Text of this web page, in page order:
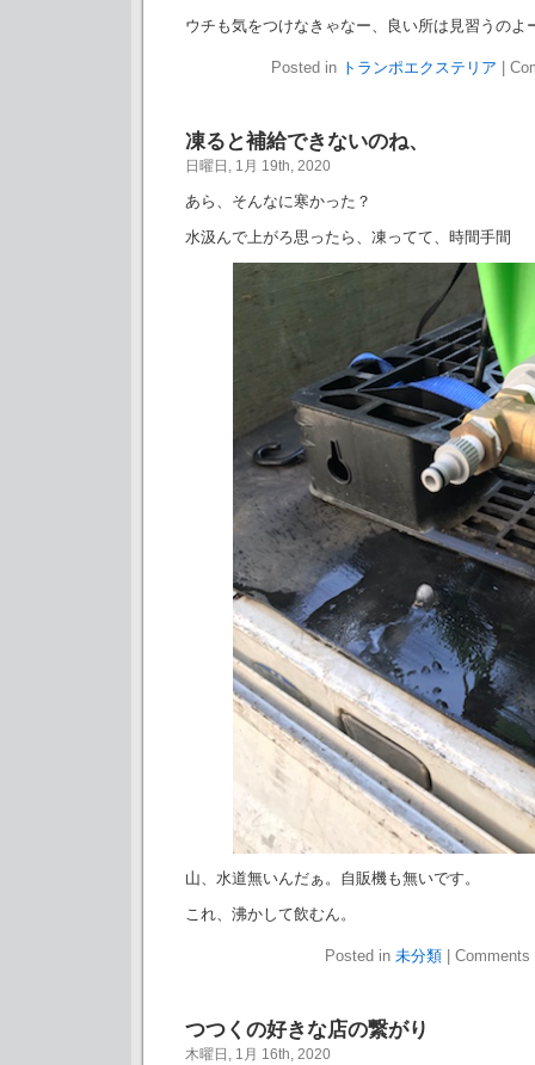
ウチも気をつけなきゃなー、良い所は見習うのよ
Posted in トランポエクステリア
凍ると補給できないのね、
日曜日, 1月 19th, 2020
あら、そんなに寒かった？
水汲んで上がろ思ったら、凍ってて、時間手間
山、水道無いんだぁ。自販機も無いです。
これ、沸かして飲むん。
Posted in 未分類 | Comments
つつくの好きな店の繋がり
木曜日, 1月 16th, 2020